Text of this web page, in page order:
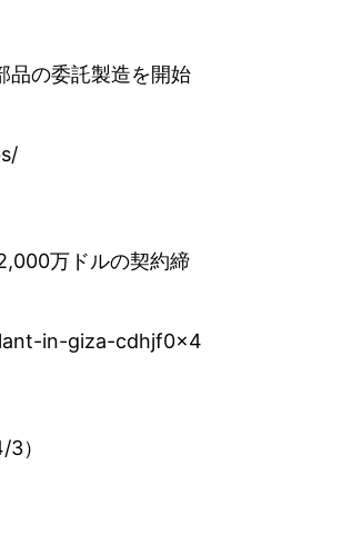
品の委託製造を開始
万ドルの契約締
in-giza-cdhjf0x4
）